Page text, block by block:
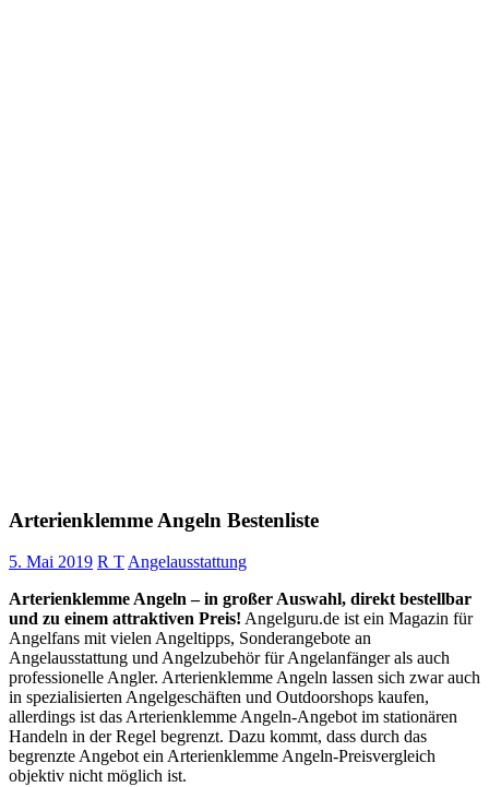
Arterienklemme Angeln Bestenliste
5. Mai 2019 R TAngelausstattung
Arterienklemme Angeln – in großer Auswahl, direkt bestellbar
und zu einem attraktiven Preis! Angelguru.de ist ein Magazin für
Angelfans mit vielen Angeltipps, Sonderangebote an
Angelausstattung und Angelzubehör für Angelanfänger als auch
professionelle Angler. Arterienklemme Angeln lassen sich zwar auch
in spezialisierten Angelgeschäften und Outdoorshops kaufen,
allerdings ist das Arterienklemme Angeln-Angebot im stationären
Handeln in der Regel begrenzt. Dazu kommt, dass durch das
begrenzte Angebot ein Arterienklemme Angeln-Preisvergleich
objektiv nicht möglich ist.